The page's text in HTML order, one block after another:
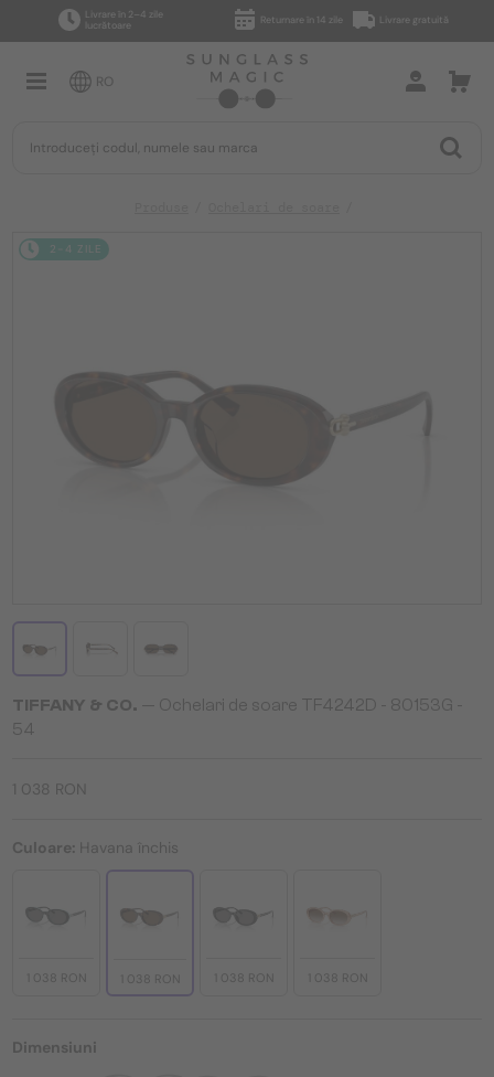
Livrare în 2–4 zile
lucrătoare
Returnare în 14 zile Livrare gratuită
RO
2-4 ZILE
TIFFANY & CO. — Ochelari de soare TF4242D - 80153G -
54
1 038 RON
Culoare: Havana închis
1 038 RON 1 038 RON 1 038 RON 1 038 RON
Dimensiuni